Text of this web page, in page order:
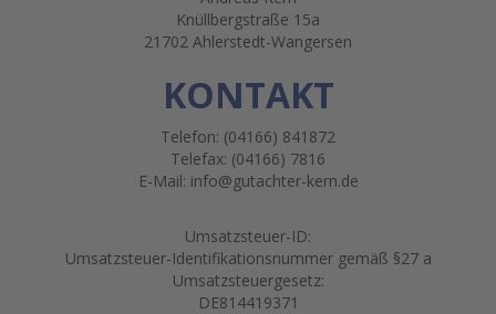
Knüllbergstraße 15a
21702 Ahlerstedt-Wangersen
KONTAKT
Telefon: (04166) 841872
Telefax: (04166) 7816
E-Mail: info@gutachter-kern.de
Umsatzsteuer-ID:
Umsatzsteuer-Identifikationsnummer gemäß §27 a
Umsatzsteuergesetz:
DE814419371